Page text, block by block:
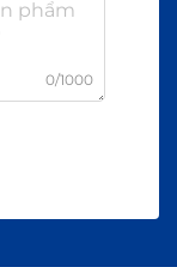
0/1000